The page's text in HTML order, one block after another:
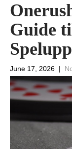
Guide
June 17, 2026 |